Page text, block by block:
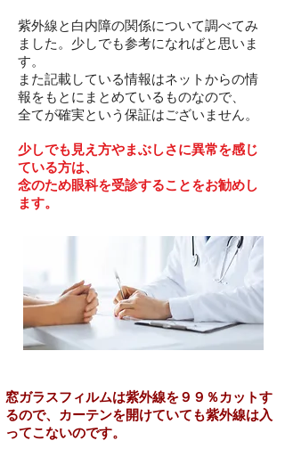
紫外線と白内障の関係について調べてみ
ました。少しでも参考になればと思いま
す。
また記載している情報はネットからの情
報をもとにまとめているものなので、
全てが確実という保証はございません。
少しでも見え方やまぶしさに異常を感じ
ている方は、
念のため眼科を受診することをお勧めし
ます。
窓ガラスフィルムは紫外線を９９％カットす
るので、カーテンを開けていても紫外線は入
ってこないのです。